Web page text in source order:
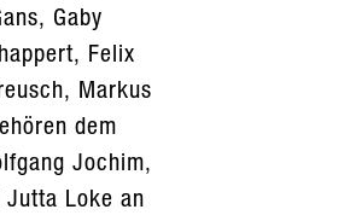
Gaby
Felix
Markus
dem
Jochim,
Jutta Loke an